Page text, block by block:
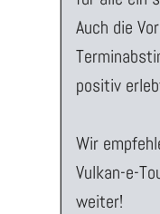
Auch die
positiv
Wir
Vulkan-e-
weiter!